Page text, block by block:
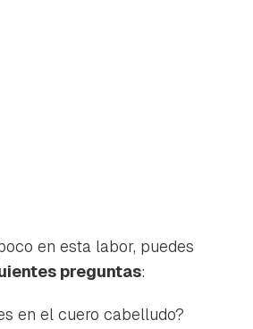
en esta labor, puedes
preguntas:
en el cuero cabelludo?